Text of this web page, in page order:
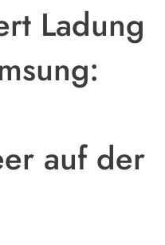
Ladung
auf der